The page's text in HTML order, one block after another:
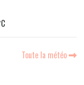
Toute la météo